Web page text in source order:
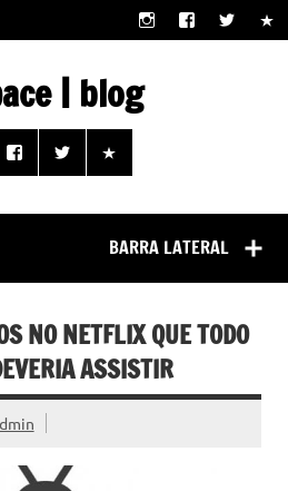
| blog
pode melhorar sua vida |
a um futuro em que o útil e prático
ao seu alcance!
BARRA LATERAL
NO NETFLIX QUE TODO
ASSISTIR